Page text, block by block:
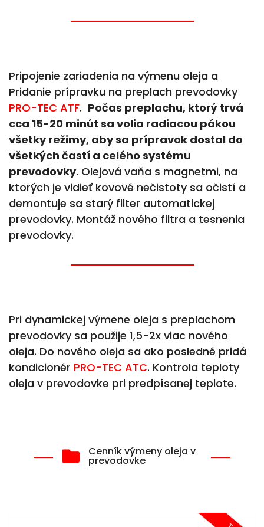
Pripojenie zariadenia na výmenu oleja a
Pridanie prípravku na preplach prevodovky
PRO-TEC ATF. Počas preplachu, ktorý trvá
cca 15-20 minút sa volia radiacou pákou
všetky režimy, aby sa prípravok dostal do
všetkých častí a celého systému
prevodovky. Olejová vaňa s magnetmi, na
ktorých je vidieť kovové nečistoty sa očistí a
demontuje sa starý filter automatickej
prevodovky. Montáž nového filtra a tesnenia
prevodovky.
Pri dynamickej výmene oleja s preplachom
prevodovky sa použije 1,5-2x viac nového
oleja. Do nového oleja sa ako posledné pridá
kondicionér PRO-TEC ATC. Kontrola teploty
oleja v prevodovke pri predpísanej teplote.
Cenník výmeny oleja v
prevodovke